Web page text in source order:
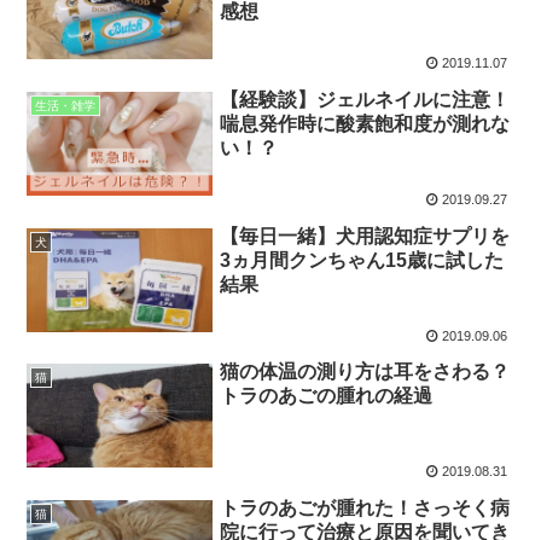
感想
2019.11.07
生活・雑学
【経験談】ジェルネイルに注意！
喘息発作時に酸素飽和度が測れな
い！？
2019.09.27
犬
【毎日一緒】犬用認知症サプリを
3ヵ月間クンちゃん15歳に試した
結果
2019.09.06
猫
猫の体温の測り方は耳をさわる？
トラのあごの腫れの経過
2019.08.31
猫
トラのあごが腫れた！さっそく病
院に行って治療と原因を聞いてき